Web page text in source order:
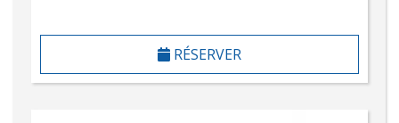
RÉSERVER